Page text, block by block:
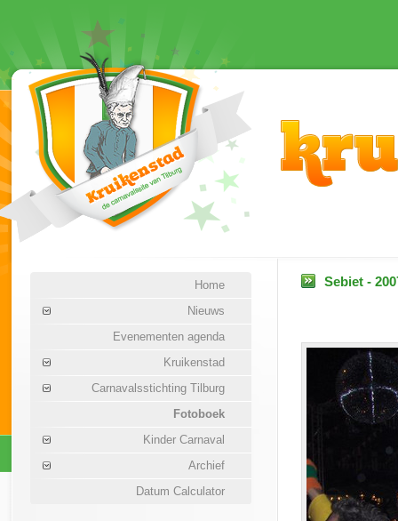
Home
Nieuws
Evenementen agenda
Kruikenstad
Carnavalsstichting Tilburg
Fotoboek
Kinder Carnaval
Archief
Datum Calculator
Sebiet -